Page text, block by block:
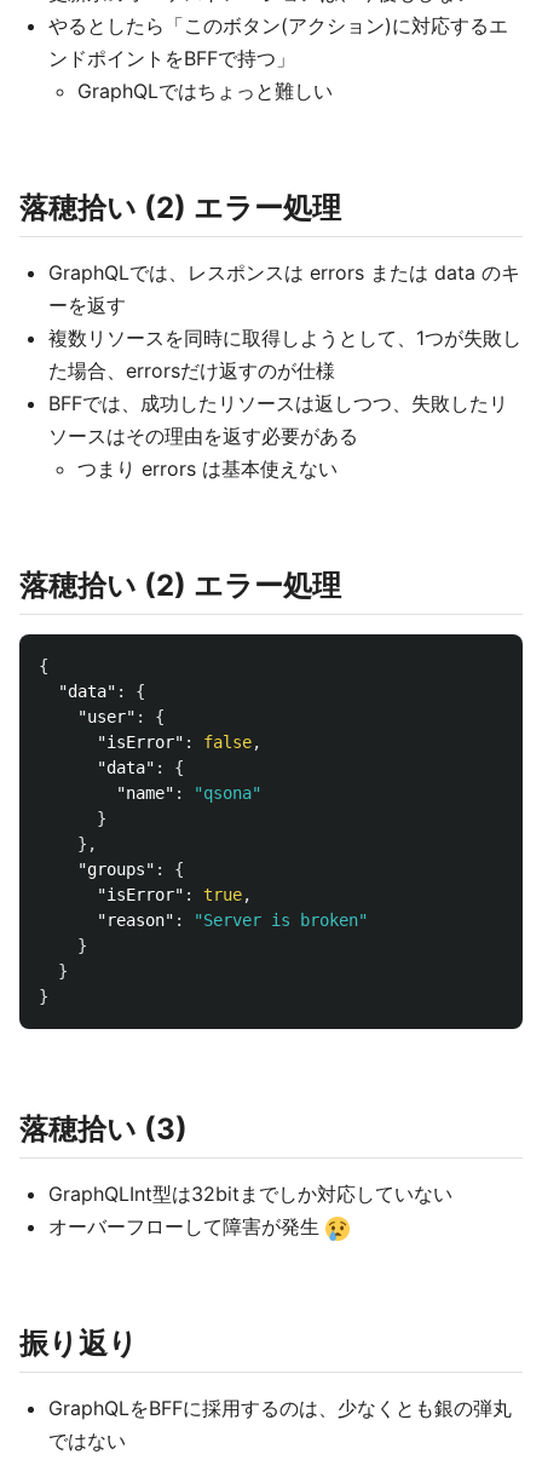
やるとしたら「このボタン(アクション)に対応するエ
ンドポイントをBFFで持つ」
GraphQLではちょっと難しい
落穂拾い (2) エラー処理
GraphQLでは、レスポンスは errors または data のキ
ーを返す
複数リソースを同時に取得しようとして、1つが失敗し
た場合、errorsだけ返すのが仕様
BFFでは、成功したリソースは返しつつ、失敗したリ
ソースはその理由を返す必要がある
つまり errors は基本使えない
落穂拾い (2) エラー処理
{
"data" :
{
"user" :
{
"isError" : false,
"data" :
{
"name" :
"qsona"
}
},
"groups" :
{
"isError" : true,
"reason" :
"Server is broken"
}
}
}
落穂拾い (3)
GraphQLInt型は32bitまでしか対応していない
オーバーフローして障害が発生
振り返り
GraphQLをBFFに採用するのは、少なくとも銀の弾丸
ではない